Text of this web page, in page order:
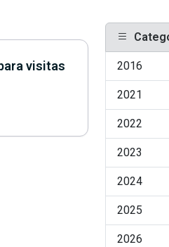
visitas
2016
2021
2022
2023
2024
2025
2026